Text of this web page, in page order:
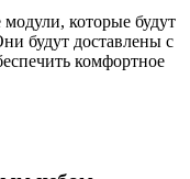
которые будут
будут доставлены с
комфортное